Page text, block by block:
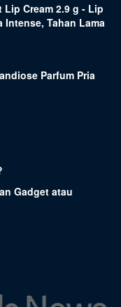
Lip Cream 2.9 g - Lip
Intense, Tahan Lama
Parfum Pria
Gadget atau